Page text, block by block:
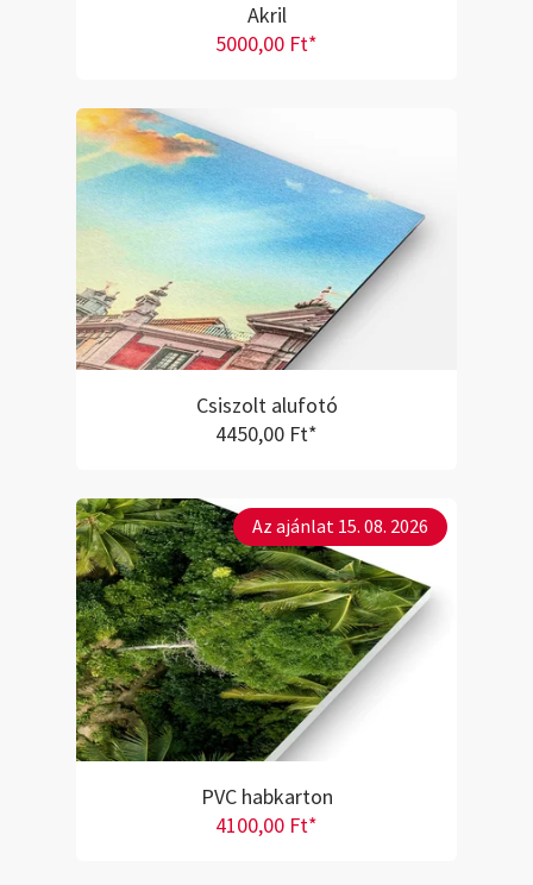
Akril
5000,00 Ft*
Csiszolt alufotó
4450,00 Ft*
Az ajánlat 15. 08. 2026
PVC habkarton
4100,00 Ft*